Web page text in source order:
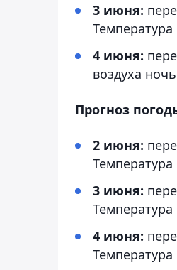
3 июня:
Температура
4 июня:
воздуха
Прогноз
2 июня:
Температура
3 июня:
Температура
4 июня:
Температура